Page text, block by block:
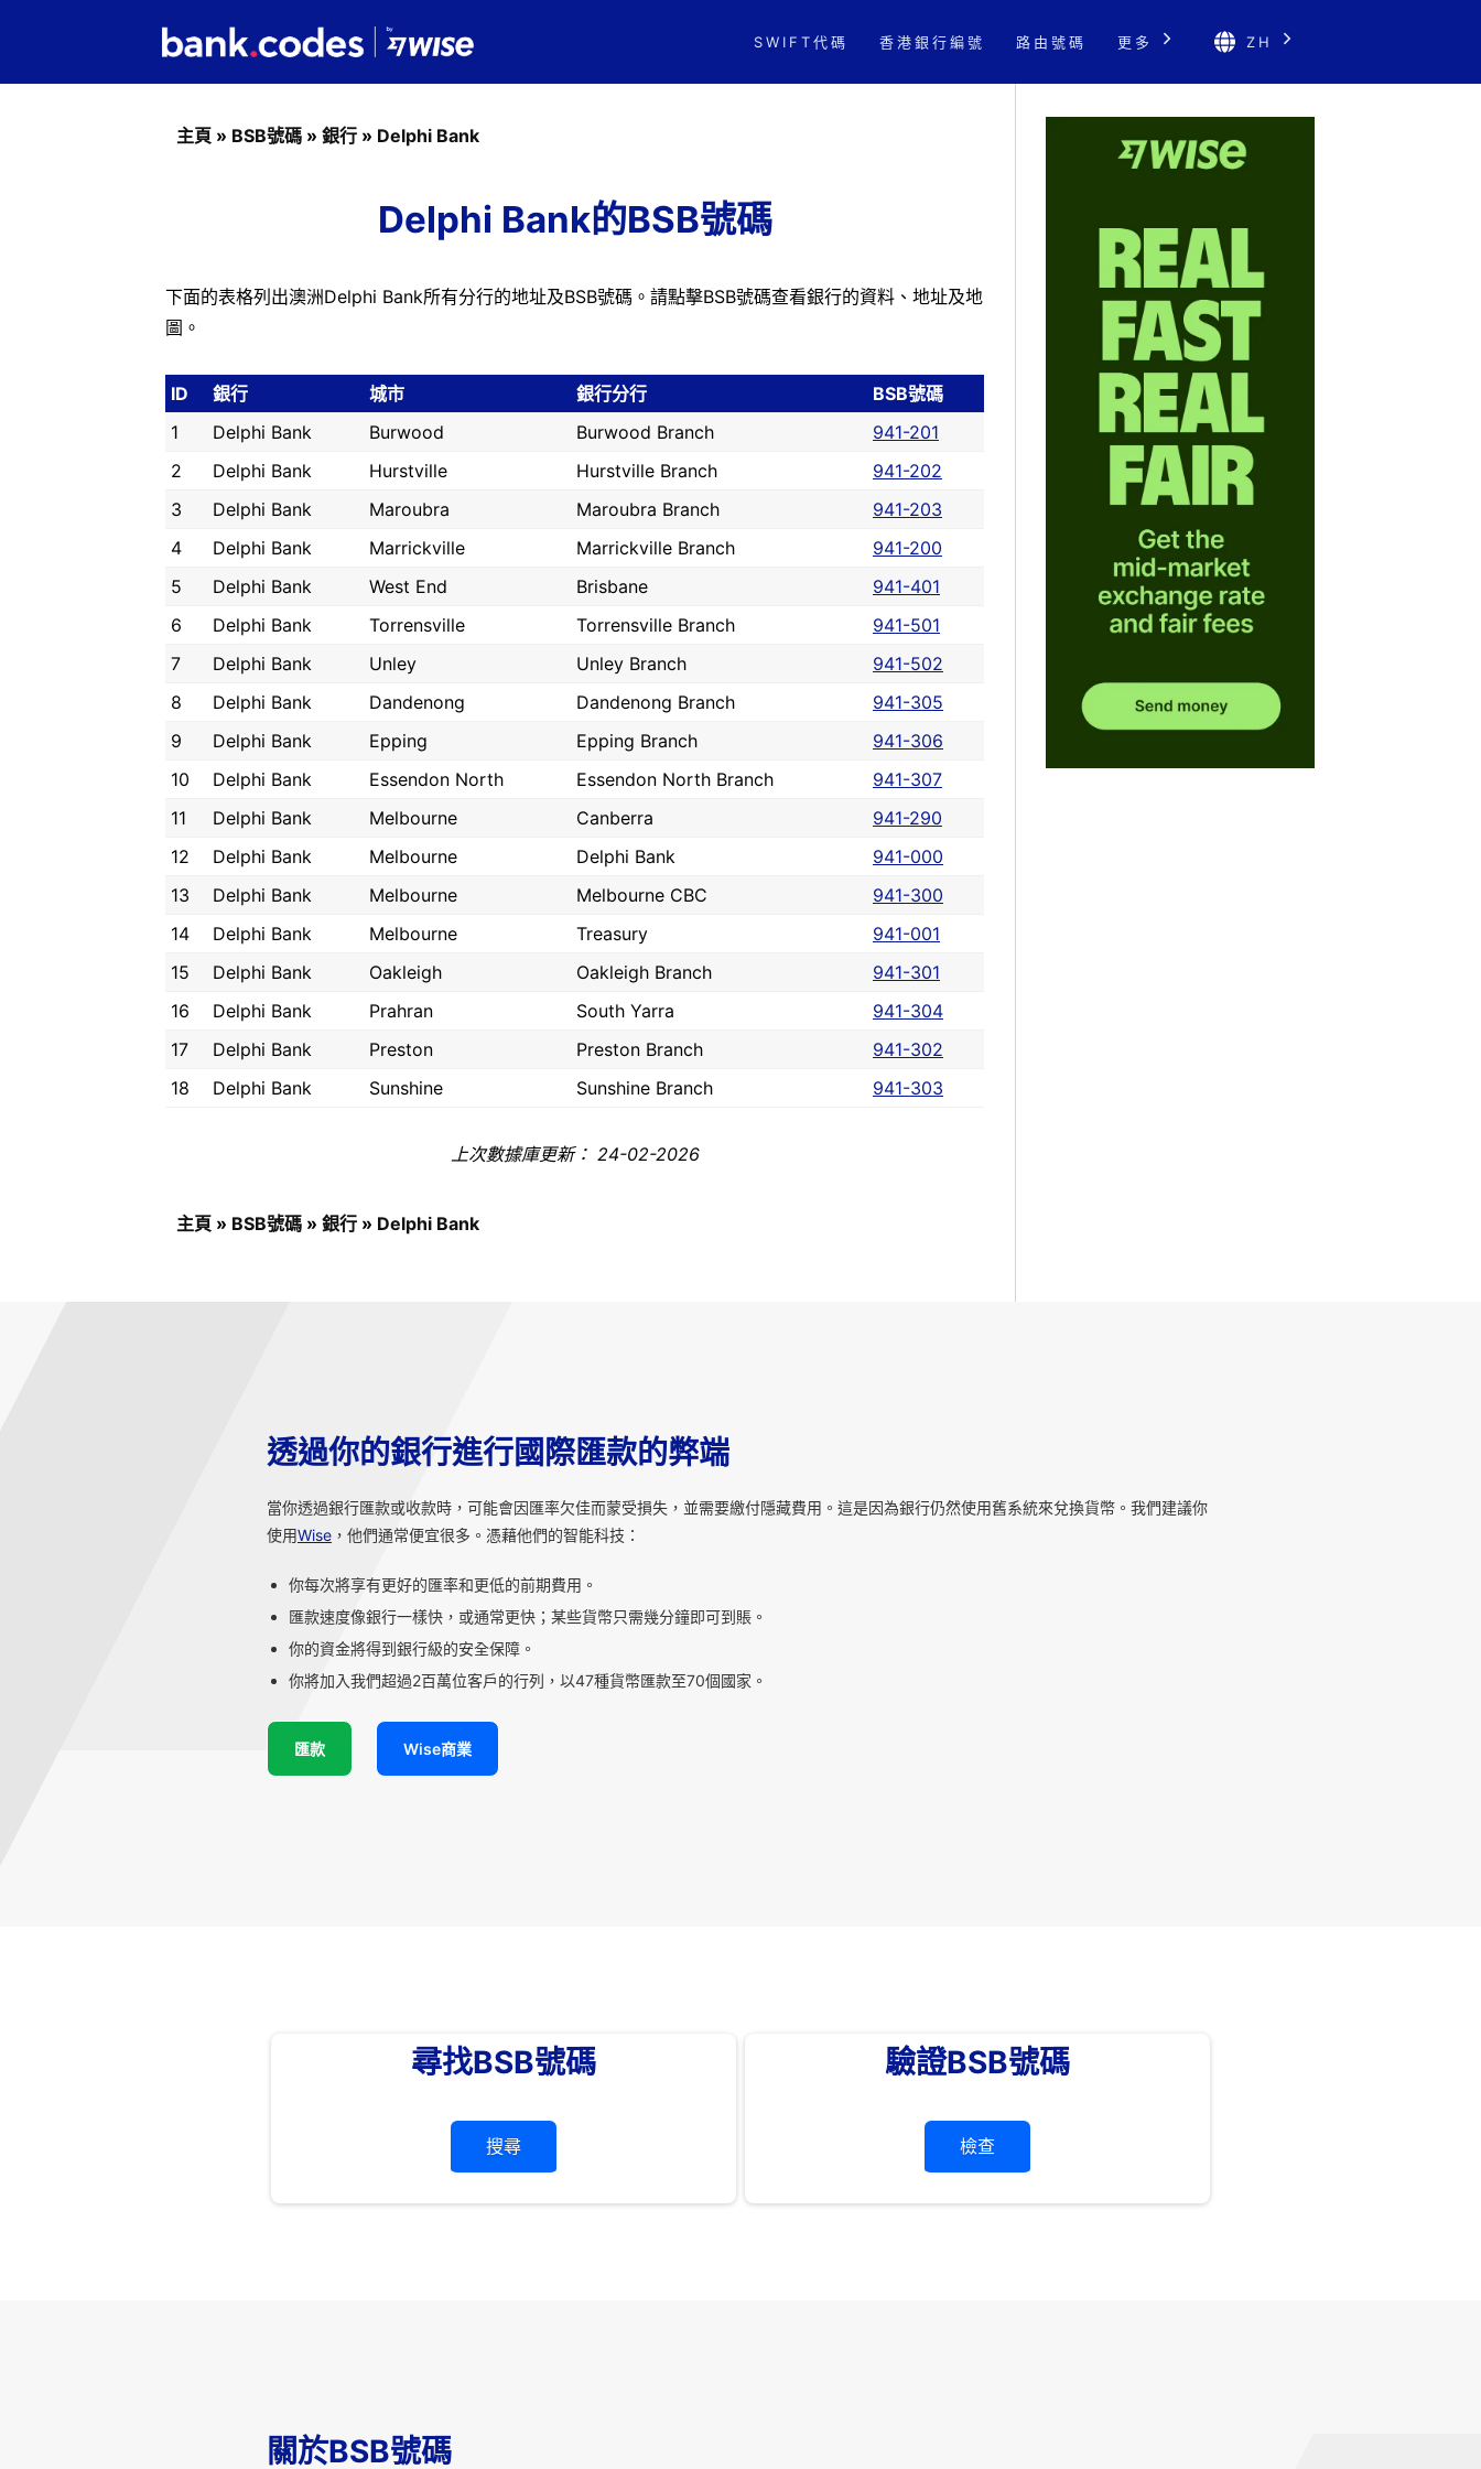
SWIFT代碼 香港銀行編號 路由號碼 更多 ZH
主頁 » BSB號碼 » 銀行 » Delphi Bank
Delphi Bank的BSB號碼
下面的表格列出澳洲Delphi Bank所有分行的地址及BSB號碼。請點擊BSB號碼查看銀行的資料、地址及地
圖。
ID 銀行 城市 銀行分行
BSB號碼
1
Delphi Bank Burwood Burwood Branch
941-201
2
Delphi Bank Hurstville Hurstville Branch
941-202
3
Delphi Bank Maroubra Maroubra Branch
941-203
4
Delphi Bank Marrickville Marrickville Branch
941-200
5
Delphi Bank West End Brisbane
941-401
6
Delphi Bank Torrensville Torrensville Branch
941-501
7
Delphi Bank Unley Unley Branch
941-502
8
Delphi Bank Dandenong Dandenong Branch
941-305
9
Delphi Bank Epping Epping Branch
941-306
10
Delphi Bank Essendon North Essendon North Branch
941-307
11
Delphi Bank Melbourne Canberra
941-290
12
Delphi Bank Melbourne Delphi Bank
941-000
13
Delphi Bank Melbourne Melbourne CBC
941-300
14
Delphi Bank Melbourne Treasury
941-001
15
Delphi Bank Oakleigh Oakleigh Branch
941-301
16
Delphi Bank Prahran South Yarra
941-304
17
Delphi Bank Preston Preston Branch
941-302
18
Delphi Bank Sunshine Sunshine Branch 941-303
上次數據庫更新： 24-02-2026
主頁 » BSB號碼 » 銀行 » Delphi Bank
透過你的銀行進行國際匯款的弊端
當你透過銀行匯款或收款時，可能會因匯率欠佳而蒙受損失，並需要繳付隱藏費用。這是因為銀行仍然使用舊系統來兌換貨幣。我們建議你
使用Wise ，他們通常便宜很多。憑藉他們的智能科技：
你每次將享有更好的匯率和更低的前期費用。
匯款速度像銀行一樣快，或通常更快；某些貨幣只需幾分鐘即可到賬。
你的資金將得到銀行級的安全保障。
你將加入我們超過2百萬位客戶的行列，以47種貨幣匯款至70個國家。
匯款 Wise商業
尋找BSB號碼
搜尋
驗證BSB號碼
檢查
關於BSB號碼